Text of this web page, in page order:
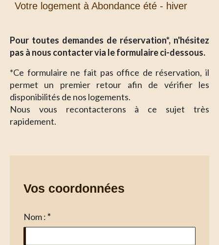
Votre logement à Abondance été - hiver
Pour toutes demandes de réservation*, n'hésitez
pas à nous contacter via le formulaire ci-dessous.
*Ce formulaire ne fait pas office de réservation, il
permet un premier retour afin de vérifier les
disponibilités de nos logements.
Nous vous recontacterons à ce sujet très
rapidement.
Vos coordonnées
Nom :*